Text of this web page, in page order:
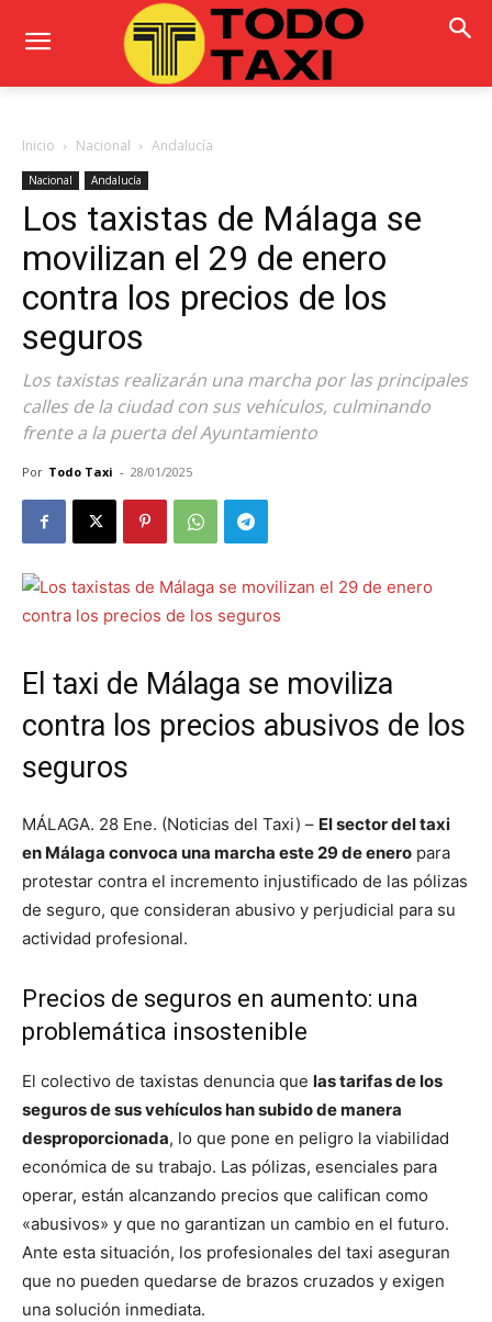
Inicio Nacional Andalucía
Nacional Andalucía
Los taxistas de Málaga se
movilizan el 29 de enero
contra los precios de los
seguros
Los taxistas realizarán una marcha por las principales
calles de la ciudad con sus vehículos, culminando
frente a la puerta del Ayuntamiento
Por Todo Taxi - 28/01/2025
El taxi de Málaga se moviliza
contra los precios abusivos de los
seguros
MÁLAGA. 28 Ene. (Noticias del Taxi) – El sector del taxi
en Málaga convoca una marcha este 29 de enero para
protestar contra el incremento injustificado de las pólizas
de seguro, que consideran abusivo y perjudicial para su
actividad profesional.
Precios de seguros en aumento: una
problemática insostenible
El colectivo de taxistas denuncia que las tarifas de los
seguros de sus vehículos han subido de manera
desproporcionada, lo que pone en peligro la viabilidad
económica de su trabajo. Las pólizas, esenciales para
operar, están alcanzando precios que califican como
«abusivos» y que no garantizan un cambio en el futuro.
Ante esta situación, los profesionales del taxi aseguran
que no pueden quedarse de brazos cruzados y exigen
una solución inmediata.